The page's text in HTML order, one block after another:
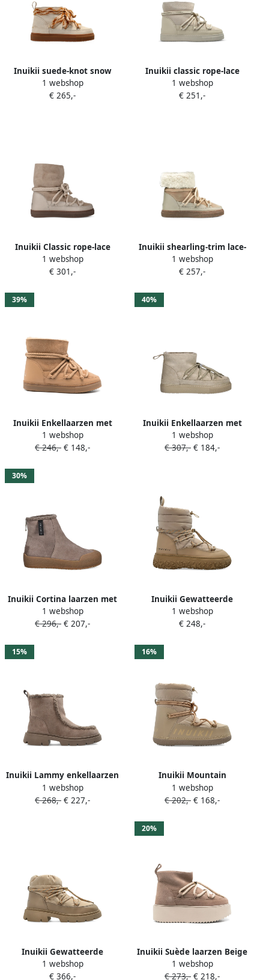
Inuikii suede-knot snow
boots Beige
1 webshop
€ 265,-
Inuikii classic rope-lace
snow boots Beige
1 webshop
€ 251,-
Inuikii Classic rope-lace
shearling-lined boots Beige
1 webshop
€ 301,-
Inuikii shearling-trim lace-
up boots Beige
1 webshop
€ 257,-
39%
Inuikii Enkellaarzen met
kanten detail Beige
1 webshop
€ 246,- € 148,-
40%
Inuikii Enkellaarzen met
veters Beige
1 webshop
€ 307,- € 184,-
30%
Inuikii Cortina laarzen met
ritssluiting Beige
1 webshop
€ 296,- € 207,-
Inuikii Gewatteerde
veterlaarzen Beige
1 webshop
€ 248,-
15%
Inuikii Lammy enkellaarzen
Beige
1 webshop
€ 268,- € 227,-
16%
Inuikii Mountain
veterlaarzen Beige
1 webshop
€ 202,- € 168,-
Inuikii Gewatteerde
sneakers Beige
1 webshop
€ 366,-
20%
Inuikii Suède laarzen Beige
1 webshop
€ 273,- € 218,-